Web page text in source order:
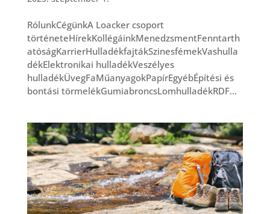
RólunkCégünkA Loacker csoport
történeteHírekKollégáinkMenedzsmentFenntarth
atóságKarrierHulladékfajtákSzinesfémekVashulla
dékElektronikai hulladékVeszélyes
hulladékÜvegFaMűanyagokPapírEgyébÉpítési és
bontási törmelékGumiabroncsLomhulladékRDF...